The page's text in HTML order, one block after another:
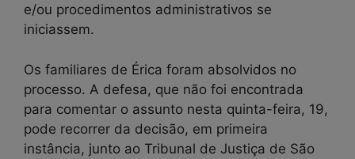
e/ou procedimentos administrativos se
iniciassem.
Os familiares de Érica foram absolvidos no
processo. A defesa, que não foi encontrada
para comentar o assunto nesta quinta-feira, 19,
pode recorrer da decisão, em primeira
instância, junto ao Tribunal de Justiça de São